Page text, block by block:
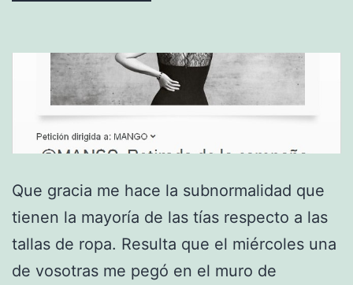
Que gracia me hace la subnormalidad que
tienen la mayoría de las tías respecto a las
tallas de ropa. Resulta que el miércoles una
de vosotras me pegó en el muro de